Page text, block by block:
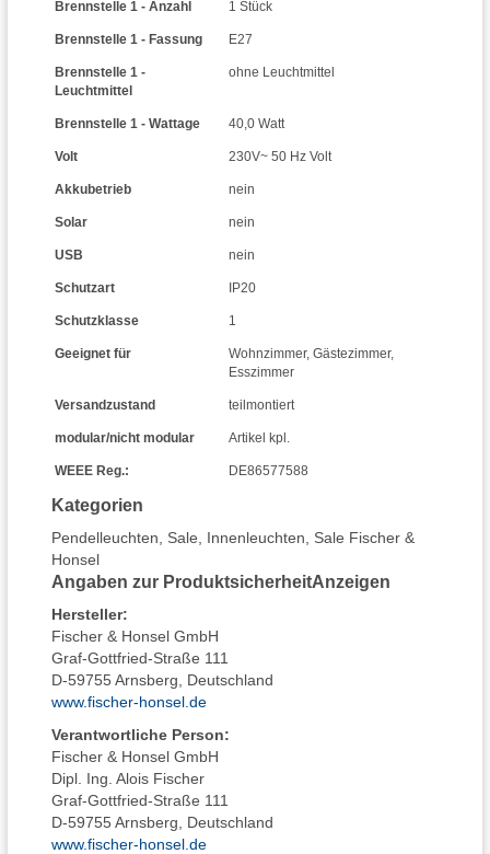
Kategorien
Pendelleuchten Sale Innenleuchten
Sale Fischer &
Honsel
Angaben zur ProduktsicherheitAnzeigen
Hersteller:
Fischer & Honsel GmbH
Graf-Gottfried-Straße 111
D-59755 Arnsberg, Deutschland
www.fischer-honsel.de
Verantwortliche Person:
Fischer & Honsel GmbH
Dipl. Ing. Alois Fischer
Graf-Gottfried-Straße 111
D-59755 Arnsberg, Deutschland
www.fischer-honsel.de
Brennstelle 1 - Anzahl 1 Stück
Brennstelle 1 - Fassung E27
Brennstelle 1 -
Leuchtmittel
ohne Leuchtmittel
Brennstelle 1 - Wattage 40,0 Watt
Volt 230V~ 50 Hz Volt
Akkubetrieb nein
Solar nein
USB nein
Schutzart IP20
Schutzklasse 1
Geeignet für Wohnzimmer, Gästezimmer,
Esszimmer
Versandzustand teilmontiert
modular/nicht modular Artikel kpl.
WEEE Reg.: DE86577588